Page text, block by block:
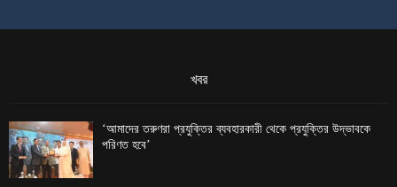
খবর
‘আমাদের তরুণরা প্রযুক্তির ব্যবহারকারী থেকে প্রযুক্তির উদ্ভাবকে
পরিণত হবে’